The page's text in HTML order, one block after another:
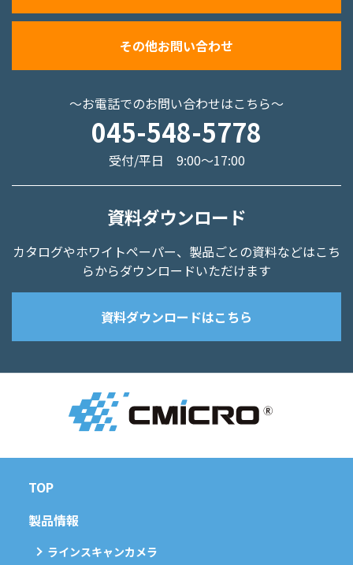
その他お問い合わせ
～お電話でのお問い合わせはこちら～
045-548-5778
受付/平日 9:00～17:00
資料ダウンロード
カタログやホワイトペーパー、 製品ごとの資料などはこち
らからダウンロードいただけます
資料ダウンロードはこちら
TOP
製品情報
ラインスキャンカメラ